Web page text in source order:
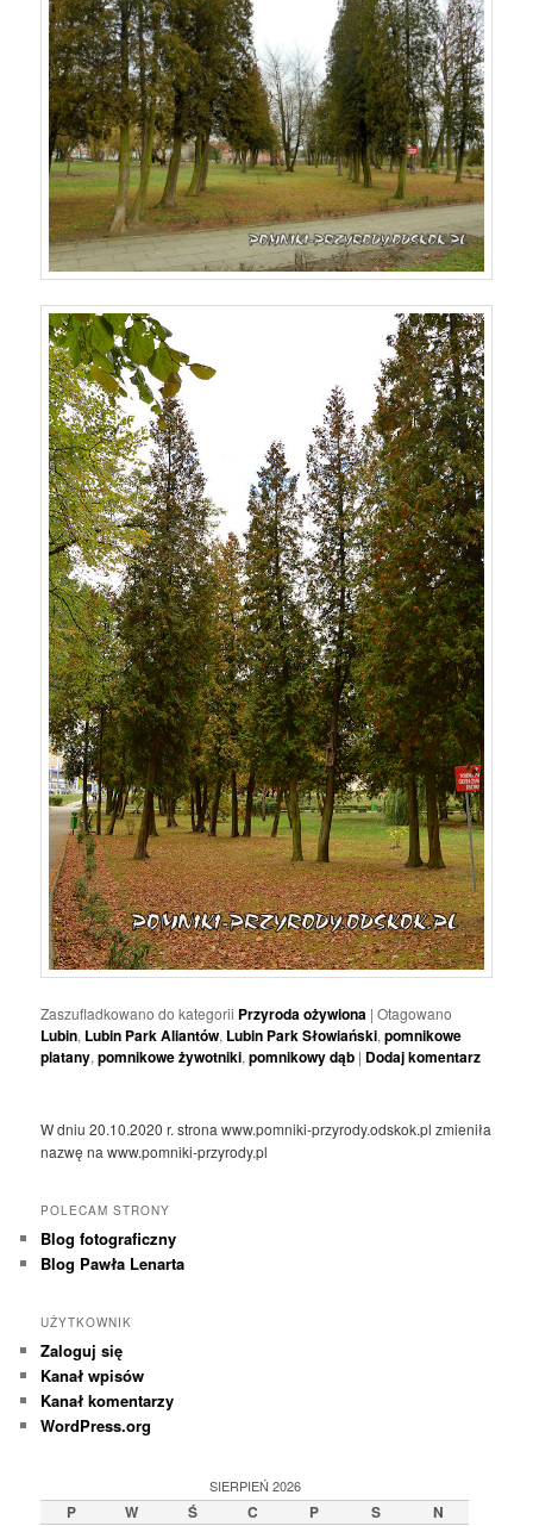
Zaszufladkowano do kategorii Przyroda ożywiona |Otagowano
Lubin, Lubin Park Aliantów, Lubin Park Słowiański,pomnikowe
platany,pomnikowe żywotniki,pomnikowy dąb | Dodaj komentarz
W dniu 20.10.2020 r. strona www.pomniki-przyrody.odskok.pl zmieniła
nazwę na www.pomniki-przyrody.pl
POLECAM STRONY
Blog fotograficzny
Blog Pawła Lenarta
UŻYTKOWNIK
Zaloguj się
Kanał wpisów
Kanał komentarzy
WordPress.org
SIERPIEŃ 2026
P W Ś C P S N